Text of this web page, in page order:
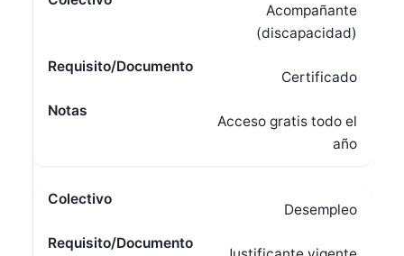
Acompañante
(discapacidad)
Certificado
Acceso gratis todo el
año
Desempleo